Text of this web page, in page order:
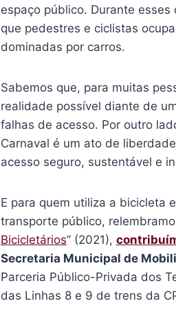
espaço público. Durante
que pedestres e ciclistas
dominadas por carros.
Sabemos que, para muitas
realidade possível diante de
falhas de acesso. Por outro
Carnaval é um ato de
acesso seguro, sustentável e
E para quem utiliza a bicicleta
transporte público,
Bicicletários” (2021),
Secretaria Municipal de
Parceria Público-Privada dos
das Linhas 8 e 9 de trens da